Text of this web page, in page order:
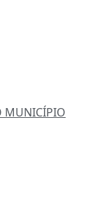
MUNICÍPIO